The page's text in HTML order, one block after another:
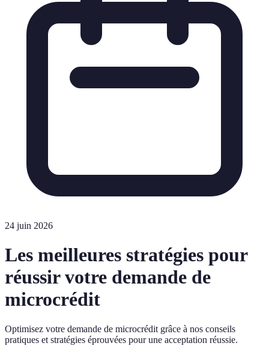
24 juin 2026
Les meilleures stratégies pour
réussir votre demande de
microcrédit
Optimisez votre demande de microcrédit grâce à nos conseils
pratiques et stratégies éprouvées pour une acceptation réussie.